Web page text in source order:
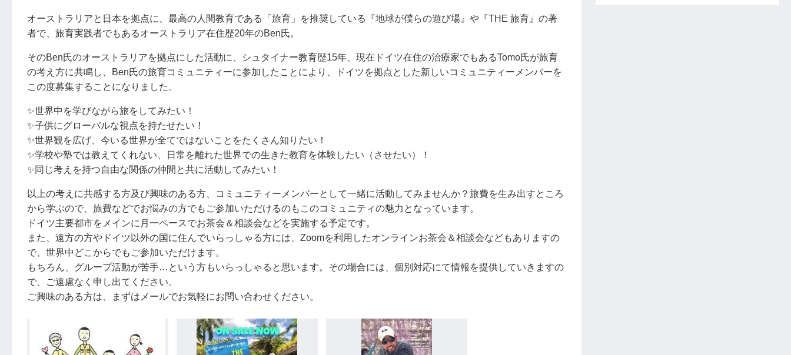
オーストラリアと日本を拠点に、最高の人間教育である「旅育」を推奨している『地球が僕らの遊び場』や『THE 旅育』の著
者で、旅育実践者でもあるオーストラリア在住歴20年のBen氏。
そのBen氏のオーストラリアを拠点にした活動に、シュタイナー教育歴15年、現在ドイツ在住の治療家でもあるTomo氏が旅育
の考え方に共鳴し、Ben氏の旅育コミュニティーに参加したことにより、ドイツを拠点とした新しいコミュニティーメンバーを
この度募集することになりました。
✨世界中を学びながら旅をしてみたい！
✨子供にグローバルな視点を持たせたい！
✨世界観を広げ、今いる世界が全てではないことをたくさん知りたい！
✨学校や塾では教えてくれない、日常を離れた世界での生きた教育を体験したい（させたい）！
✨同じ考えを持つ自由な関係の仲間と共に活動してみたい！
以上の考えに共感する方及び興味のある方、コミュニティーメンバーとして一緒に活動してみませんか？旅費を生み出すところ
から学ぶので、旅費などでお悩みの方でもご参加いただけるのもこのコミュニティの魅力となっています。
ドイツ主要都市をメインに月一ペースでお茶会＆相談会などを実施する予定です。
また、遠方の方やドイツ以外の国に住んでいらっしゃる方には、Zoomを利用したオンラインお茶会＆相談会などもありますの
で、世界中どこからでもご参加いただけます。
もちろん、グループ活動が苦手…という方もいらっしゃると思います。その場合には、個別対応にて情報を提供していきますの
で、ご遠慮なく申し出てください。
ご興味のある方は、まずはメールでお気軽にお問い合わせください。